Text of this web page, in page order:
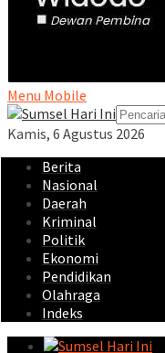
Menu Mobile
Kamis, 6 Agustus 2026
Berita
Nasional
Daerah
Kriminal
Politik
Ekonomi
Pendidikan
Olahraga
Indeks